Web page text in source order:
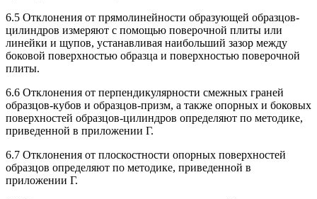
6.5 Отклонения от прямолинейности образующей образцов-
цилиндров измеряют с помощью поверочной плиты или
линейки и щупов, устанавливая наибольший зазор между
боковой поверхностью образца и поверхностью поверочной
плиты.
6.6 Отклонения от перпендикулярности смежных граней
образцов-кубов и образцов-призм, а также опорных и боковых
поверхностей образцов-цилиндров определяют по методике,
приведенной в приложении Г.
6.7 Отклонения от плоскостности опорных поверхностей
образцов определяют по методике, приведенной в
приложении Г.